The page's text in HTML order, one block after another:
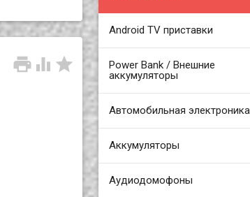
Android TV приставки
Power Bank / Внешние
аккумуляторы
Автомобильная электроника
Аккумуляторы
Аудиодомофоны
  